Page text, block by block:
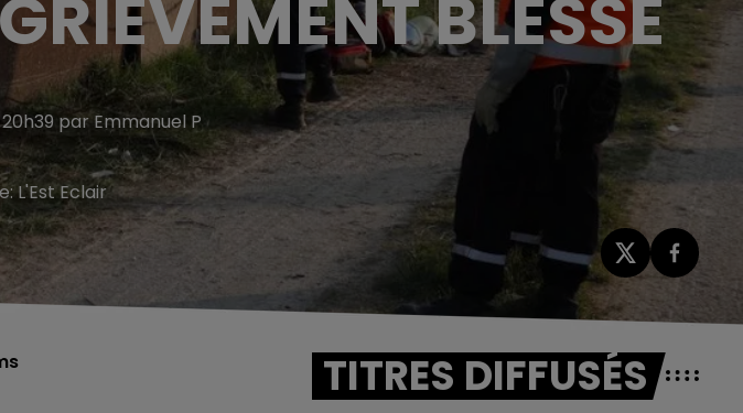
BLESSÉ
par Emmanuel P
L'Est Eclair
TITRES DIFFUSÉS